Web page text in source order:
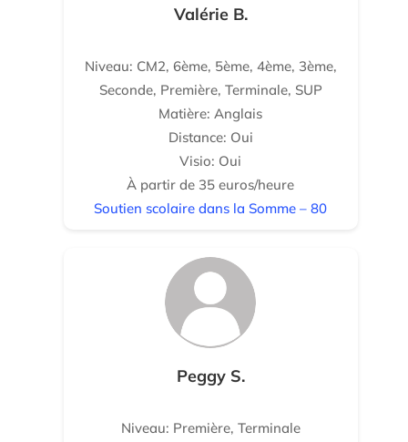
Valérie B.
Niveau: CM2, 6ème, 5ème, 4ème, 3ème,
Seconde, Première, Terminale, SUP
Matière: Anglais
Distance: Oui
Visio: Oui
À partir de 35 euros/heure
Soutien scolaire dans la Somme – 80
Peggy S.
Niveau: Première, Terminale